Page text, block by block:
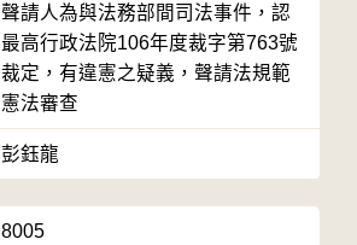
聲請人為與法務部間司法事件，認
最高行政法院106年度裁字第763號
裁定，有違憲之疑義，聲請法規範
憲法審查
彭鈺龍
8005